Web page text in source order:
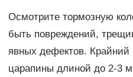
Осмотрите тормозную
быть повреждений,
явных дефектов.
царапины длиной до 2-3